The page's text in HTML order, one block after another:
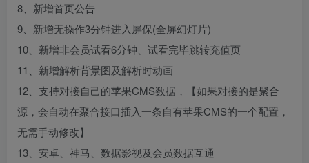
8、新增首页公告
9、新增无操作3分钟进入屏保(全屏幻灯片)
10、新增非会员试看6分钟、试看完毕跳转充值页
11、新增解析背景图及解析时动画
12、支持对接自己的苹果CMS数据，【如果对接的是聚合
源，会自动在聚合接口插入一条自有苹果CMS的一个配置，
无需手动修改】
13、安卓、神马、数据影视及会员数据互通